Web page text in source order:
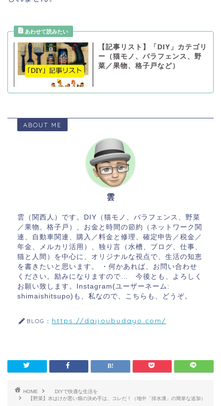
【記事リスト】「DIY」カテゴリ
ー（猫モノ、バラフェンス、野
菜／果物、格子戸など）
ABOUT ME
雲
雲（関西人）です。DIY（猫モノ、バラフェンス、野菜
／果物、格子戸）、お金と時間の節約（ネットワーク関
連、自動車関連、購入／料金と修理、確定申告／税金／
年金、メルカリ活用）、独り言（水槽、ブログ、仕事、
猫と人間）を中心に、オリジナルな視点で、生活の知恵
を書きたいと思います。 ・何かあれば、お問い合わせ
ください。励みになりますので… 今後とも、よろしく
お願い致します。Instagram(ユーザーネーム:
shimaishitsupo)も、私なので、こちらも、どうぞ。
BLOG： https://daijoubudayo.com/
HOME
DIYで快適な生活を
【野菜】水はけが悪い畑の決め手は、コレだ！（地中「排水溝」の簡単な追加）